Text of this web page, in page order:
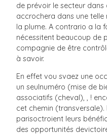
de prévoir le secteur
accrochera dans une
la plume.A contrario a la
nécessitent beaucoup de
compagnie de être
à savoir.
En effet vou svaez une
un seulnuméro (mise de
associatifs (cheval), , !
cet chemin
parisoctroient leurs
des opportunités